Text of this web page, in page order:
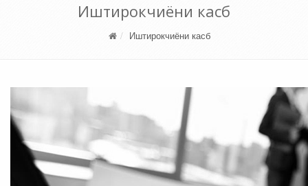
Иштирокчиёни касб
Иштирокчиёни касб